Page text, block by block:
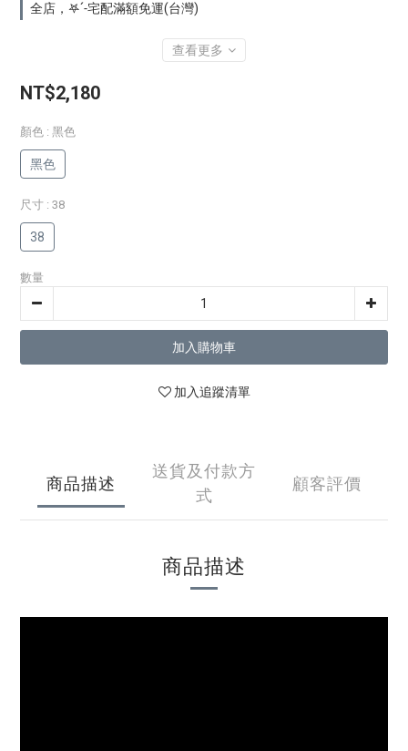
全店，𖤐ˊ˗宅配滿額免運(台灣)
查看更多
NT$2,180
顏色 : 黑色
黑色
尺寸 : 38
38
數量
加入購物車
加入追蹤清單
商品描述
送貨及付款方
式
顧客評價
商品描述